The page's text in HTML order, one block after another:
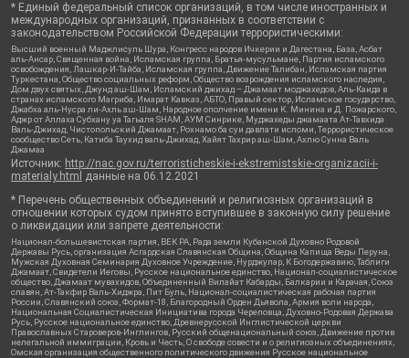
* Единый федеральный список организаций, в том числе иностранных и
международных организаций, признанных в соответствии с
законодательством Российской Федерации террористическими:
Высший военный Маджлисуль Шура, Конгресс народов Ичкерии и Дагестана, База, Асбат
аль-Ансар, Священная война, Исламская группа, Братья-мусульмане, Партия исламского
освобождения, Лашкар-И-Тайба, Исламская группа, Движение Талибан, Исламская партия
Туркестана, Общество социальных реформ, Общество возрождения исламского наследия,
Дом двух святых, Джунд аш-Шам, Исламский джихад – Джамаат моджахедов, Аль-Каида в
странах исламского Магриба, Имарат Кавказ, АБТО, Правый сектор, Исламское государство,
Джабха аль-Нусра ли-Ахль аш-Шам, Народное ополчение имени К. Минина и Д. Пожарского,
Аджр от Аллаха Субхану уа Тагьаля SHAM, АУМ Синрике, Муджахеды джамаата Ат-Тавхида
Валь-Джихад, Чистопольский Джамаат, Рохнамо ба суи давлати исломи, Террористическое
сообщество Сеть, Катиба Таухид валь-Джихад, Хайят Тахрир аш-Шам, Ахлю Сунна Валь
Джамаа
Источник: http://nac.gov.ru/terroristicheskie-i-ekstremistskie-organizacii-i-
materialy.html данные на 06.12.2021
* Перечень общественных объединений и религиозных организаций в
отношении которых судом принято вступившее в законную силу решение
о ликвидации или запрете деятельности:
Национал-большевистская партия, ВЕК РА, Рада земли Кубанской Духовно Родовой
Державы Русь, организация Асгардская Славянская Община, Община Капища Веды Перуна,
Мужская Духовная Семинария Духовное Учреждение, Нурджулар, К Богодержавию, Таблиги
Джамаат, Свидетели Иеговы, Русское национальное единство, Национал-социалистическое
общество, Джамаат мувахидов, Объединенный Вилайат Кабарды, Балкарии и Карачая, Союз
славян, Ат-Такфир Валь-Хиджра, Пит Буль, Национал-социалистическая рабочая партия
России, Славянский союз, Формат-18, Благородный Орден Дьявола, Армия воли народа,
Национальная Социалистическая Инициатива города Череповца, Духовно-Родовая Держава
Русь, Русское национальное единство, Древнерусской Инглистической церкви
Православных Староверов-Инглингов, Русский общенациональный союз, Движение против
нелегальной иммиграции, Кровь и Честь, О свободе совести и о религиозных объединениях,
Омская организация общественного политического движения Русское национальное